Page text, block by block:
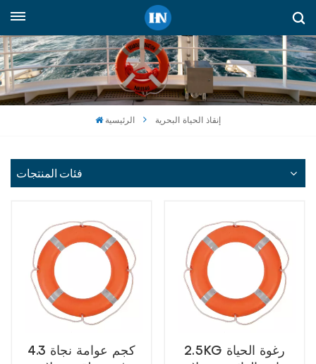
العربية
English
русский
الرئيسية إنقاذ الحياة البحرية
فئات المنتجات
4.3 كجم عوامة نجاة
2.5KG رغوة الحياة